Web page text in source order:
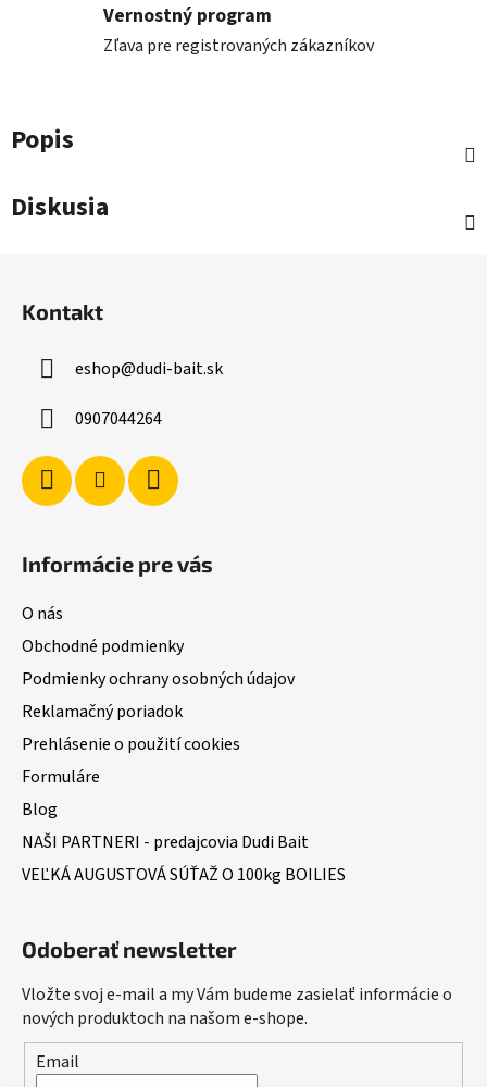
Vernostný program
Zľava pre registrovaných zákazníkov
Popis
Diskusia
Kontakt
eshop@dudi-bait.sk
0907044264
Informácie pre vás
O nás
Obchodné podmienky
Podmienky ochrany osobných údajov
Reklamačný poriadok
Prehlásenie o použití cookies
Formuláre
Blog
NAŠI PARTNERI - predajcovia Dudi Bait
VEĽKÁ AUGUSTOVÁ SÚŤAŽ O 100kg BOILIES
Odoberať newsletter
Vložte svoj e-mail a my Vám budeme zasielať informácie o
nových produktoch na našom e-shope.
Email